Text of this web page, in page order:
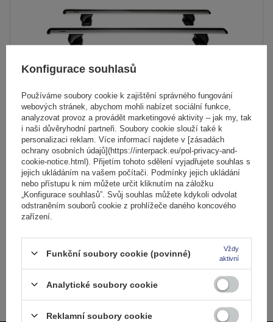
Střešní nosič Inter Pack Virgo FP 135 (G2) pro montážní
body
2 073,00 Kčs DPH
Nejnižší cena od 30 dnů před slevou:2 439,00 Kč-15%
Produkt dostupný ve velkém množství
Přidat
do
košíku
Konfigurace souhlasů
Používáme soubory cookie k zajištění správného fungování
webových stránek, abychom mohli nabízet sociální funkce,
analyzovat provoz a provádět marketingové aktivity – jak my, tak
i naši důvěryhodní partneři. Soubory cookie slouží také k
personalizaci reklam. Více informací najdete v [zásadách
ochrany osobních údajů](https://interpack.eu/pol-privacy-and-
cookie-notice.html). Přijetím tohoto sdělení vyjadřujete souhlas s
jejich ukládáním na vašem počítači. Podmínky jejich ukládání
nebo přístupu k nim můžete určit kliknutím na záložku
„Konfigurace souhlasů”. Svůj souhlas můžete kdykoli odvolat
odstraněním souborů cookie z prohlížeče daného koncového
zařízení.
Funkční soubory cookie (povinné)
Vždy
aktivní
Analytické soubory cookie
Reklamní soubory cookie